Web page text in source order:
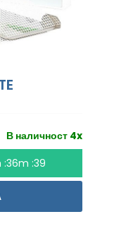
В наличност 4x
:36m :38